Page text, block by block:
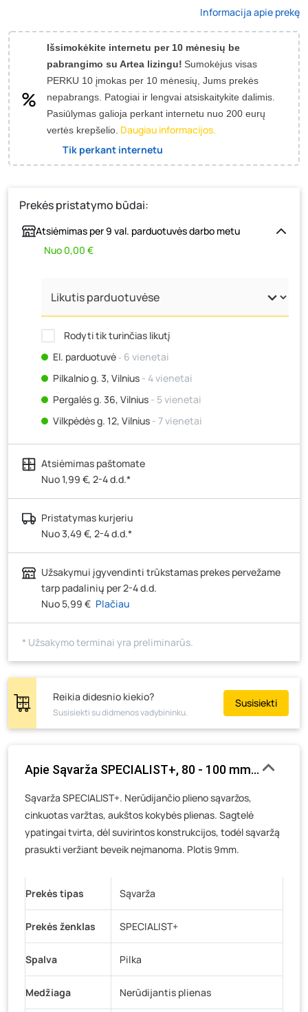
Informacija apie prekę
Išsimokėkite internetu per 10 mėnesių be
pabrangimo su Artea lizingu! Sumokėjus visas
PERKU 10 įmokas per 10 mėnesių, Jums prekės
nepabrangs. Patogiai ir lengvai atsiskaitykite dalimis.
Pasiūlymas galioja perkant internetu nuo 200 eurų
vertės krepšelio. Daugiau informacijos.
Tik perkant internetu
Prekės pristatymo būdai:
Atsiėmimas per 9 val. parduotuvės darbo metu
Nuo 0,00 €
Rodyti tik turinčias likutį
El. parduotuvė‐ 6 vienetai
Pilkalnio g. 3, Vilnius - 4 vienetai
Pergalės g. 36, Vilnius - 5 vienetai
Vilkpėdės g. 12, Vilnius - 7 vienetai
Ateities g. 15, Vilnius- 6 vienetai
Kauno r., Narsiečių k., Vytauto g. 183, Kaunas
vienetai
Šilutės pl. 83A, Klaipėda- 15 vienetų
Pramonės g. 7, Šiauliai
Klaipėdos g. 170R, Panevėžys
J. Basanavičiaus g. 6, Utena
Novočėbės k. 3, Kėdainiai
Skuodo g. 41, Mažeikiai- 6 vienetai
Žemaičių g. 2, Raseiniai
Pramonės g. 6E, Šilutė- 13 vienetų
Gedimino g. 54, Tauragė- 1 vienetas
Veteranų g. 11, Visaginas - 0 vienetų
Baravykų g. 1, Druskininkai- 0 vienetų
Vilniaus g. 89D, Ukmergė- 0 vienetų
K. Donelaičio g. 17, Rokiškis
- 0 vienetų
Atsiėmimas paštomate
Nuo 1,99 €, 2-4 d.d.*
Pristatymas kurjeriu
Nuo 3,49 €, 2-4 d.d.*
Užsakymui įgyvendinti trūkstamas prekes pervežame
tarp padalinių per 2-4 d.d.
Nuo 5,99 € Plačiau
* Užsakymo terminai yra preliminarūs.
Reikia didesnio kiekio?
Susisiekti su didmenos vadybininku.
Susisiekti
Apie Sąvarža SPECIALIST+, 80 - 100 mm,
Sąvarža SPECIALIST+. Nerūdijančio plieno sąvaržos,
cinkuotas varžtas, aukštos kokybės plienas. Sagtelė
ypatingai tvirta, dėl suvirintos konstrukcijos, todėl sąvaržą
prasukti veržiant beveik neįmanoma. Plotis 9mm.
Prekės tipas Sąvarža
Prekės ženklas SPECIALIST+
Spalva Pilka
Medžiaga Nerūdijantis plienas